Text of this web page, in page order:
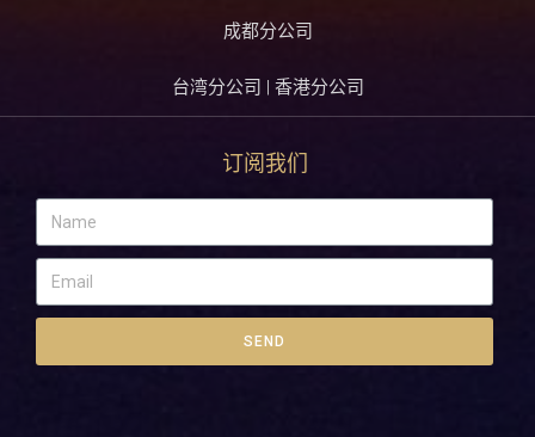
成都分公司
台湾分公司 | 香港分公司
订阅我们
SEND